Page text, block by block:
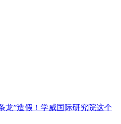
龙”造假！学威国际研究院这个